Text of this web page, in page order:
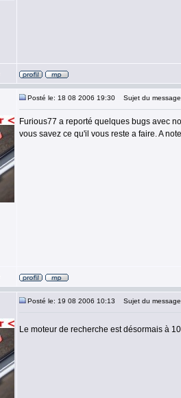
Posté le: 18 08 2006 19:30 Sujet du
Furious77 a reporté quelques bugs avec
vous savez ce qu'il vous reste a faire. A
Posté le: 19 08 2006 10:13 Sujet du
Le moteur de recherche est désormais à